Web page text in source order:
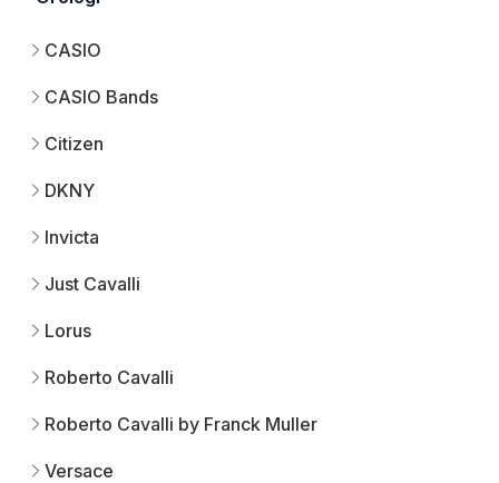
CASIO
CASIO Bands
Citizen
DKNY
Invicta
Just Cavalli
Lorus
Roberto Cavalli
Roberto Cavalli by Franck Muller
Versace